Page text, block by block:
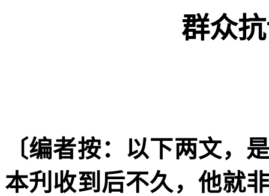
群众
〔编者按：以下两文，
本刋收到后不久，他就